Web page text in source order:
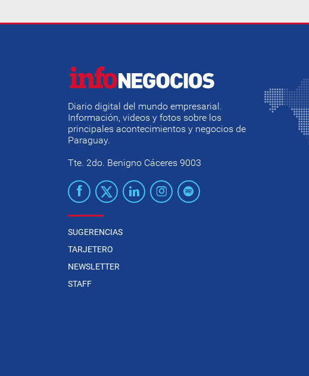
Diario digital del mundo empresarial.
Información, videos y fotos sobre los
principales acontecimientos y negocios de
Paraguay.
Tte. 2do. Benigno Cáceres 9003
SUGERENCIAS
TARJETERO
NEWSLETTER
STAFF